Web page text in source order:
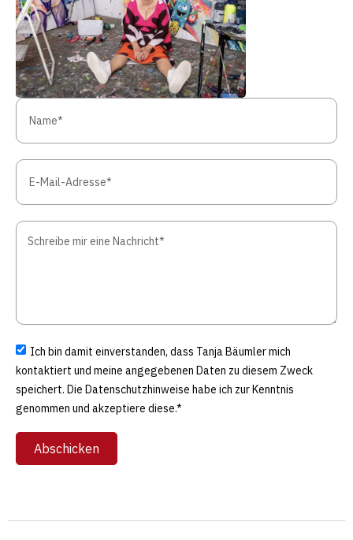
Ich bin damit einverstanden, dass Tanja Bäumler mich
kontaktiert und meine angegebenen Daten zu diesem Zweck
speichert. Die Datenschutzhinweise habe ich zur Kenntnis
genommen und akzeptiere diese.*
Abschicken